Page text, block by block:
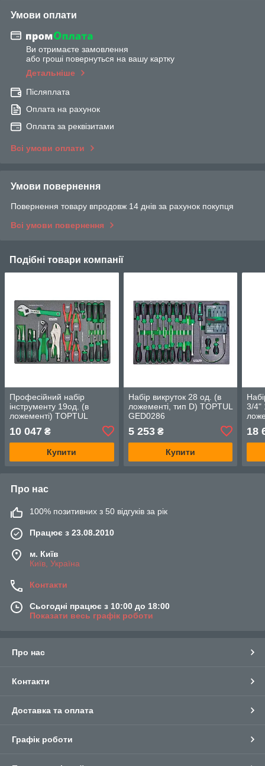
Умови оплати
Ви отримаєте замовлення
або гроші повернуться на вашу картку
Детальніше
Післяплата
Оплата на рахунок
Оплата за реквізитами
Всі умови оплати
Умови повернення
Повернення товару впродовж 14 днів за рахунок покупця
Всі умови повернення
Подібні товари компанії
Професійний набір
інструменту 19од. (в
ложементі) TOPTUL
10 047 ₴
Купити
Набір викруток 28 од. (в
ложементі, тип D) TOPTUL
GED0286
5 253₴
Купити
3/4"
18
Про нас
100% позитивних з 50 відгуків за рік
Працює з 23.08.2010
м. Київ
Київ, Україна
Контакти
Сьогодні працює з 10:00 до 18:00
Показати весь графік роботи
Про нас
Контакти
Доставка та оплата
Графік роботи